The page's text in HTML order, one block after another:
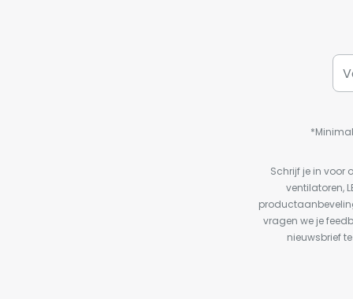
Schrijf je in voor
ventilatoren,
vragen we je
nieuwsbrief